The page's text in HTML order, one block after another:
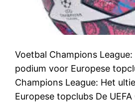
Voetbal Champions
podium voor Europese
Champions League: Het
Europese topclubs De